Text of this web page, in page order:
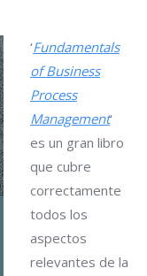
‘Fundamentals
of Business
Process
Management‘
es un gran libro
que cubre
correctamente
todos los
aspectos
relevantes de la